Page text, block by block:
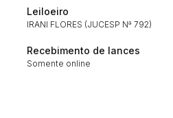
Leiloeiro
IRANI FLORES (JUCESP Nª 792)
Recebimento de lances
Somente online